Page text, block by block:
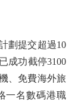
劃提交超過10
成功截停3100
、免費海外旅
一名數碼港職